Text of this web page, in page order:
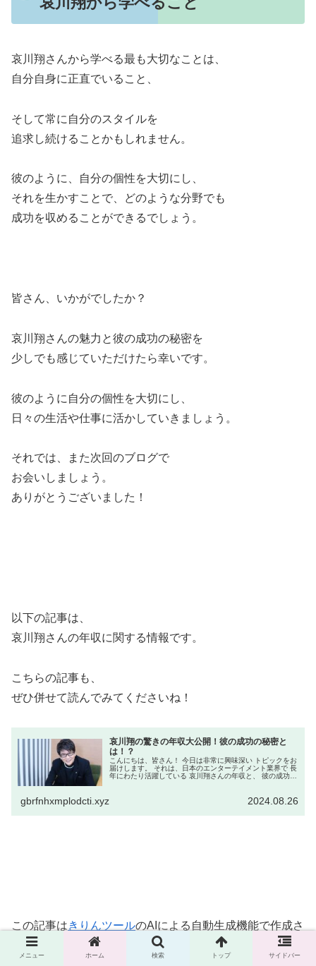
哀川翔さんから学べる最も大切なことは、
自分自身に正直でいること、
そして常に自分のスタイルを
追求し続けることかもしれません。
彼のように、自分の個性を大切にし、
それを生かすことで、どのような分野でも
成功を収めることができるでしょう。
皆さん、いかがでしたか？
哀川翔さんの魅力と彼の成功の秘密を
少しでも感じていただけたら幸いです。
彼のように自分の個性を大切にし、
日々の生活や仕事に活かしていきましょう。
それでは、また次回のブログで
お会いしましょう。
ありがとうございました！
以下の記事は、
哀川翔さんの年収に関する情報です。
こちらの記事も、
ぜひ併せて読んでみてくださいね！
哀川翔の驚きの年収大公開！彼の成功の秘密と
は！？
こんにちは、皆さん！ 今日は非常に興味深い トピックをお
届けします。 それは、日本のエンターテイメント業界で 長
年にわたり活躍している 哀川翔さんの年収と、 彼の成功の
gbrfnhxmplodcti.xyz 2024.08.26
この記事はきりんツールのAIによる自動生成機能で作成さ
れました
メニュー ホーム 検索 トップ サイドバー